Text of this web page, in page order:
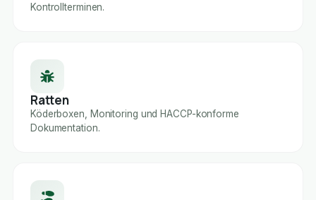
Kontrollterminen.
Ratten
Köderboxen, Monitoring und HACCP-konforme
Dokumentation.